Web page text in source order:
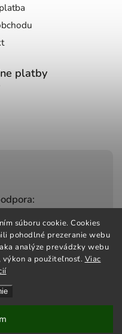
súboru cookie. Cookies
pohodlné prezeranie webu
analýze prevádzky webu
výkon a použiteľnosť. Viac
457
platby